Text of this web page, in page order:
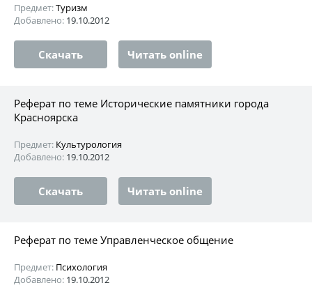
Предмет:Туризм
Добавлено: 19.10.2012
Скачать Читать online
Реферат по теме Исторические памятники города
Красноярска
Предмет: Культурология
Добавлено: 19.10.2012
Скачать Читать online
Реферат по теме Управленческое общение
Предмет: Психология
Добавлено: 19.10.2012